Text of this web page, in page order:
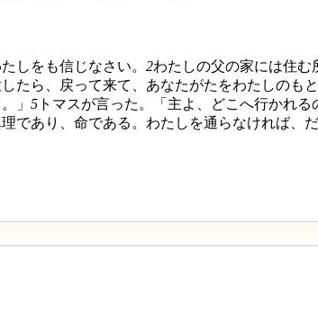
しをも信じなさい。 2わたしの父の家には住む
たら、戻って来て、あなたがたをわたしのも
」 5 トマスが言った。「主よ、どこへ行かれ
であり、命である。わたしを通らなければ、